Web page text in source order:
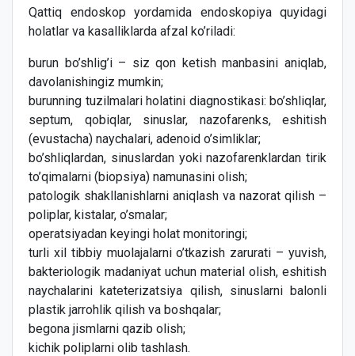
Qattiq endoskop yordamida endoskopiya quyidagi
holatlar va kasalliklarda afzal ko’riladi:
burun bo’shlig’i – siz qon ketish manbasini aniqlab,
davolanishingiz mumkin;
burunning tuzilmalari holatini diagnostikasi: bo’shliqlar,
septum, qobiqlar, sinuslar, nazofarenks, eshitish
(evustacha) naychalari, adenoid o’simliklar;
bo’shliqlardan, sinuslardan yoki nazofarenklardan tirik
to’qimalarni (biopsiya) namunasini olish;
patologik shakllanishlarni aniqlash va nazorat qilish –
poliplar, kistalar, o’smalar;
operatsiyadan keyingi holat monitoringi;
turli xil tibbiy muolajalarni o’tkazish zarurati – yuvish,
bakteriologik madaniyat uchun material olish, eshitish
naychalarini kateterizatsiya qilish, sinuslarni balonli
plastik jarrohlik qilish va boshqalar;
begona jismlarni qazib olish;
kichik poliplarni olib tashlash.